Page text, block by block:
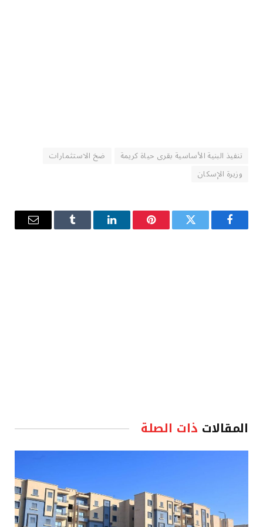
تنفيذ البنية الأساسية بقرى حياة كريمة
ضخ الاستثمارات
وزيرة الإسكان
فيسبوك تويتر بينتيريستلينكدإن Tumblr
البريد
المقالات ذات الصلة